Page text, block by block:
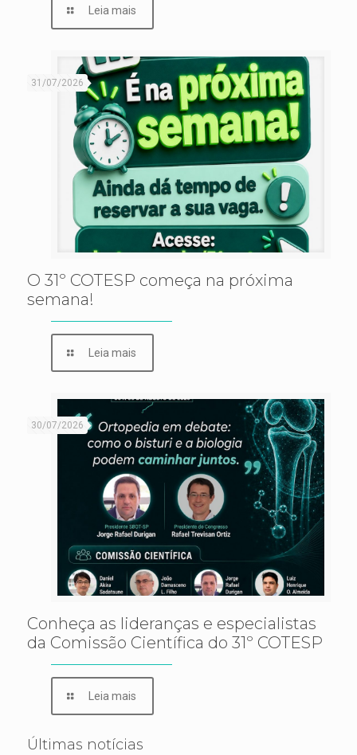
Leia mais
31/07/2026
O 31º COTESP começa na próxima
semana!
Leia mais
30/07/2026
Conheça as lideranças e especialistas
da Comissão Científica do 31º COTESP
Leia mais
Últimas notícias